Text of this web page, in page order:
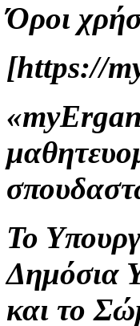
Όροι
[https://
Το
Δημόσια
και το